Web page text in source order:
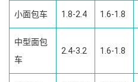
小面包车 1.8-2.4 1.6-1.8
中型面包
车
2.4-3.2 1.6-1.8